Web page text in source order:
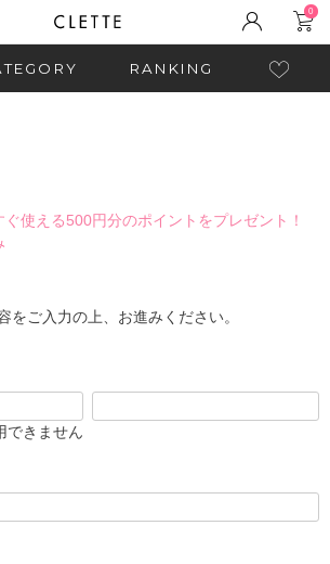
0
RANKING
使える500円分のポイントをプレゼント！
をご入力の上、お進みください。
できません